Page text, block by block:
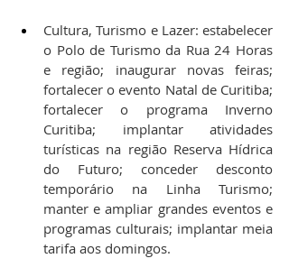
Cultura, Turismo e Lazer: estabelecer
o Polo de Turismo da Rua 24 Horas
e região; inaugurar novas feiras;
fortalecer o evento Natal de Curitiba;
fortalecer o programa Inverno
Curitiba; implantar atividades
turísticas na região Reserva Hídrica
do Futuro; conceder desconto
temporário na Linha Turismo;
manter e ampliar grandes eventos e
programas culturais; implantar meia
tarifa aos domingos.